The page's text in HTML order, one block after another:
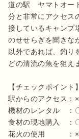
道の駅　ヤマトオー
分と非常にアクセス
接しているキャンプ
のせせらぎを聞きな
以外であれば、釣り
どの清流の魚を狙え
【チェックポイント】
駅からのアクセス：×
機材のレンタル　：
食材の現地購入　：
花火の使用　　　：×